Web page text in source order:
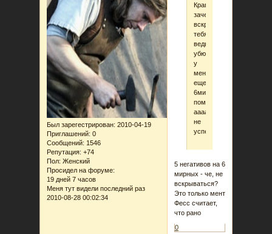
Был зарегестрирован: 2010-04-19
Приглашений: 0
Сообщений: 1546
Репутация: +74
Пол: Женский
Просидел на форуме:
19 дней 7 часов
Меня тут видели последний раз
2010-08-28 00:02:34
Крапива,
зачем
вскрылась?
тебя
ведь
убют!!!
у
меня
еще
6минут
помыслить,
аааа,
не
успею.........
5 негативов на 6
мирных - че, не
вскрываться?
Это только мент
Фесс считает,
что рано
0